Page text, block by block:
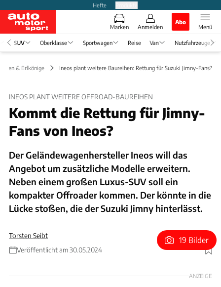
Hefte
Marken Anmelden
Abo
Menü
SUV Oberklasse Sportwagen Reise Van Nutzfahrzeuge
& Erlkönige Ineos plant weitere Baureihen: Rettung für Suzuki Jimny-Fans?
INEOS PLANT WEITERE OFFROAD-BAUREIHEN
Kommt die Rettung für Jimny-
Fans von Ineos?
Der Geländewagenhersteller Ineos will das
Angebot um zusätzliche Modelle erweitern.
Neben einem großen Luxus-SUV soll ein
kompakter Offroader kommen. Der könnte in die
Lücke stoßen, die der Suzuki Jimny hinterlässt.
Torsten Seibt
Veröffentlicht am 30.05.2024
Foto: Ineos/Suzuki/Collage Patrick Lang
19 Bilder
ANZEIGE